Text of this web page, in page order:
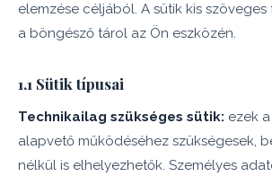
elemzése céljából. A sütik kis
a böngésző tárol az Ön eszközén.
1.1 Sütik típusai
Technikailag szükséges sütik: ezek
alapvető működéséhez szükségesek,
nélkül is elhelyezhetők. Személyes